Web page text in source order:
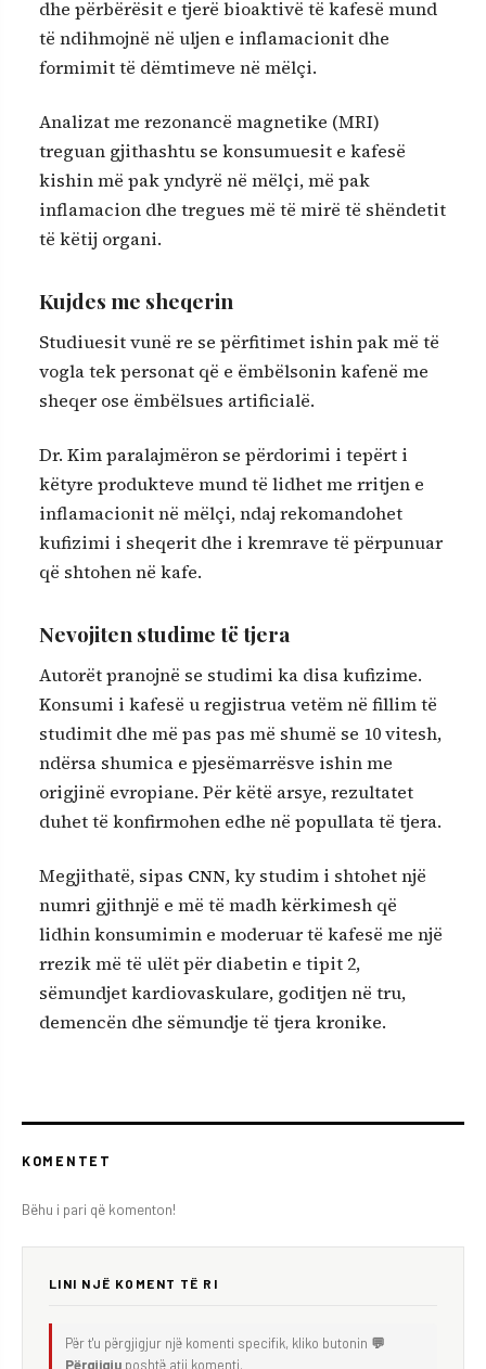
dhe përbërësit e tjerë bioaktivë të kafesë mund
të ndihmojnë në uljen e inflamacionit dhe
formimit të dëmtimeve në mëlçi.
Analizat me rezonancë magnetike (MRI)
treguan gjithashtu se konsumuesit e kafesë
kishin më pak yndyrë në mëlçi, më pak
inflamacion dhe tregues më të mirë të shëndetit
të këtij organi.
Kujdes me sheqerin
Studiuesit vunë re se përfitimet ishin pak më të
vogla tek personat që e ëmbëlsonin kafenë me
sheqer ose ëmbëlsues artificialë.
Dr. Kim paralajmëron se përdorimi i tepërt i
këtyre produkteve mund të lidhet me rritjen e
inflamacionit në mëlçi, ndaj rekomandohet
kufizimi i sheqerit dhe i kremrave të përpunuar
që shtohen në kafe.
Nevojiten studime të tjera
Autorët pranojnë se studimi ka disa kufizime.
Konsumi i kafesë u regjistrua vetëm në fillim të
studimit dhe më pas pas më shumë se 10 vitesh,
ndërsa shumica e pjesëmarrësve ishin me
origjinë evropiane. Për këtë arsye, rezultatet
duhet të konfirmohen edhe në popullata të tjera.
Megjithatë, sipas CNN, ky studim i shtohet një
numri gjithnjë e më të madh kërkimesh që
lidhin konsumimin e moderuar të kafesë me një
rrezik më të ulët për diabetin e tipit 2,
sëmundjet kardiovaskulare, goditjen në tru,
demencën dhe sëmundje të tjera kronike.
KOMENTET
Bëhu i pari që komenton!
LINI NJË KOMENT TË RI
Për t'u përgjigjur një komenti specifik, kliko butonin 💬
Përgjigju poshtë atij komenti.